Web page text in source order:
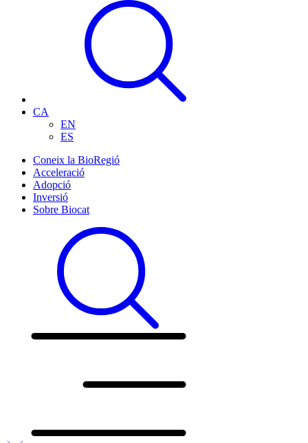
CA
EN
ES
Coneix la BioRegió
Acceleració
Adopció
Inversió
Sobre Biocat